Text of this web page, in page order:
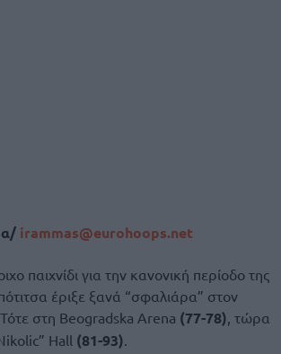
irammas@eurohoops.net
παιχνίδι για την κανονική περίοδο της
έριξε ξανά “σφαλιάρα” στον
στη Beogradska Arena (77-78), τώρα
Hall (81-93).